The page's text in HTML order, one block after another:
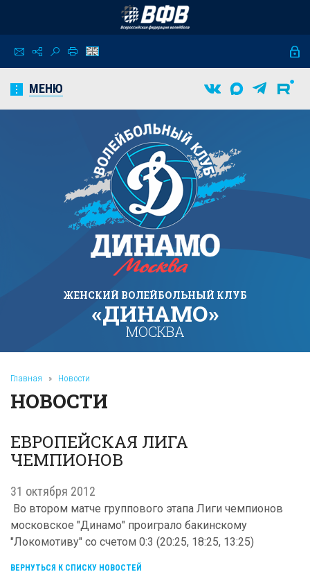
МЕНЮ
ЖЕНСКИЙ ВОЛЕЙБОЛЬНЫЙ КЛУБ
«ДИНАМО»
МОСКВА
Главная » Новости
НОВОСТИ
ЕВРОПЕЙСКАЯ ЛИГА
ЧЕМПИОНОВ
31 октября 2012
Во втором матче группового этапа Лиги чемпионов
московское "Динамо" проиграло бакинскому
"Локомотиву" со счетом 0:3 (20:25, 18:25, 13:25)
ВЕРНУТЬСЯ К СПИСКУ НОВОСТЕЙ